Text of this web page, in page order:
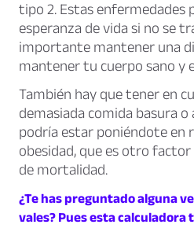
tipo 2. Estas enfermedades
esperanza de vida si no se
importante mantener una
mantener tu cuerpo sano y
También hay que tener en
demasiada comida basura
podría estar poniéndote en
obesidad, que es otro
de mortalidad.
¿Te has preguntado alguna
vales? Pues esta calculadora